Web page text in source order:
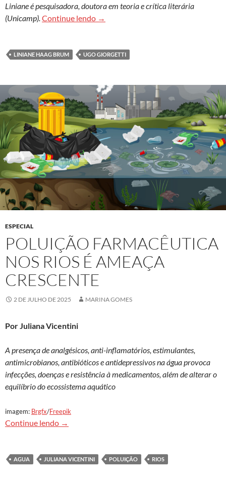
Liniane é pesquisadora, doutora em teoria e crítica literária
(Unicamp).Continue lendo Especial Ugo Giorgetti
→
LINIANE HAAG BRUM UGO GIORGETTI
ESPECIAL
POLUIÇÃO FARMACÊUTICA
NOS RIOS É AMEAÇA
CRESCENTE
2 DE JULHO DE 2025 MARINA GOMES
Por Juliana Vicentini
A presença de analgésicos, anti-inflamatórios, estimulantes,
antimicrobianos, antibióticos e antidepressivos na água provoca
infecções, doenças e resistência à medicamentos, além de alterar o
equilíbrio do ecossistema aquático
imagem: Brgfx/Freepik
Continue lendo Poluição farmacêutica nos rios é ameaça
→
AGUA JULIANA VICENTINI POLUIÇÃO RIOS